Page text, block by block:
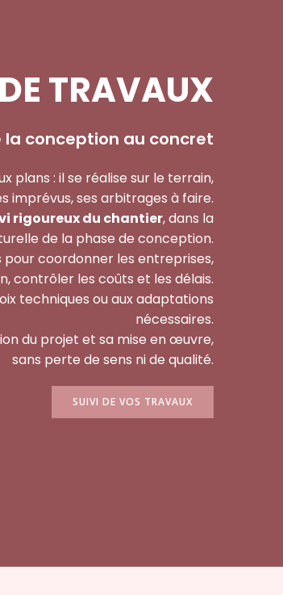
TRAVAUX
la conception au concret
plans : il se réalise sur le terrain,
imprévus, ses arbitrages à faire.
rigoureux du chantier, dans la
de la phase de conception.
coordonner les entreprises,
contrôler les coûts et les délais.
techniques ou aux adaptations
nécessaires.
du projet et sa mise en œuvre,
sans perte de sens ni de qualité.
SUIVI DE VOS TRAVAUX